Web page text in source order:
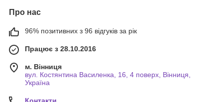
Про нас
96% позитивних з 96 відгуків за рік
Працює з 28.10.2016
м. Вінниця
вул. Костянтина Василенка, 16, 4 поверх, Вінниця,
Україна